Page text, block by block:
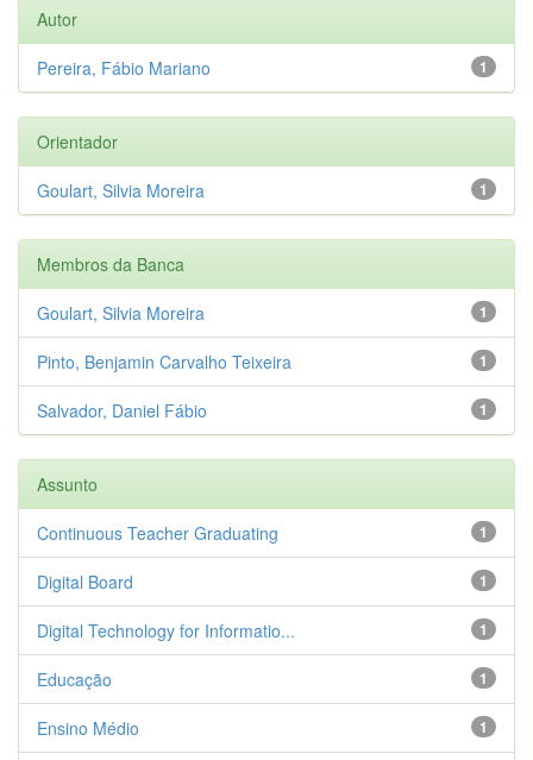
Autor
1
Pereira, Fábio Mariano
Orientador
1
Goulart, Silvia Moreira
Membros da Banca
1
Goulart, Silvia Moreira
1
Pinto, Benjamin Carvalho Teixeira
1
Salvador, Daniel Fábio
Assunto
1
Continuous Teacher Graduating
1
Digital Board
1
Digital Technology for Informatio...
1
Educação
1
Ensino Médio